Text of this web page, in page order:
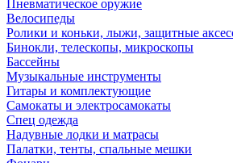
Пневматическое оружие
Велосипеды
Ролики и коньки, лыжи, защитные
Бинокли, телескопы, микроскопы
Бассейны
Музыкальные инструменты
Гитары и комплектующие
Самокаты и электросамокаты
Спец одежда
Надувные лодки и матрасы
Палатки, тенты, спальные мешки